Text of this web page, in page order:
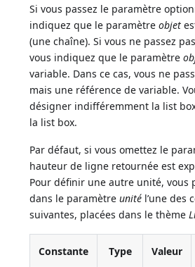
Si vous passez le paramètre
indiquez que le paramètreobjet
(une chaîne). Si vous ne passez
vous indiquez que le paramètre
variable. Dans ce cas, vous ne
mais une référence de variable.
désigner indifféremment la list
la list box.
Par défaut, si vous omettez le
hauteur de ligne retournée est
Pour définir une autre unité, vous
dans le paramètreunité l’une des
suivantes, placées dans le thème
Constante Type Valeur